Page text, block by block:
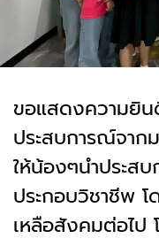
ขอแสดงความยิ
ประสบการณ์จาก
ให้น้องๆนำประส
ประกอบวิชาชีพ
เหลือสังคมต่อไป